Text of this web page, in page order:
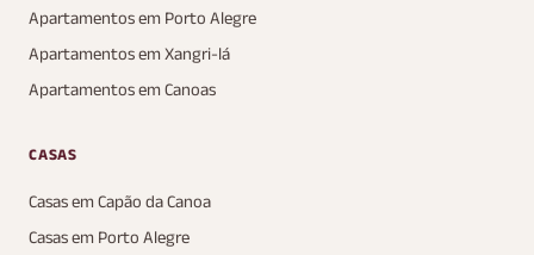
Apartamentos em Porto Alegre
Apartamentos em Xangri-lá
Apartamentos em Canoas
CASAS
Casas em Capão da Canoa
Casas em Porto Alegre